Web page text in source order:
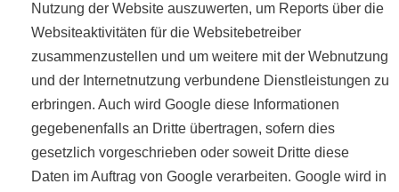
Nutzung der Website auszuwerten, um Reports über die
Websiteaktivitäten für die Websitebetreiber
zusammenzustellen und um weitere mit der Webnutzung
und der Internetnutzung verbundene Dienstleistungen zu
erbringen. Auch wird Google diese Informationen
gegebenenfalls an Dritte übertragen, sofern dies
gesetzlich vorgeschrieben oder soweit Dritte diese
Daten im Auftrag von Google verarbeiten. Google wird in